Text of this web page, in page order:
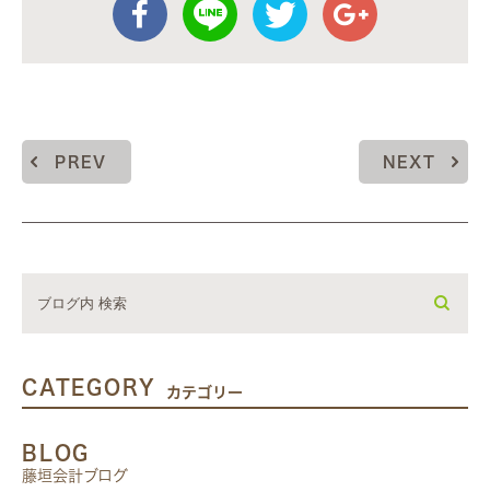
PREV NEXT
CATEGORY カテゴリー
BLOG
藤垣会計ブログ